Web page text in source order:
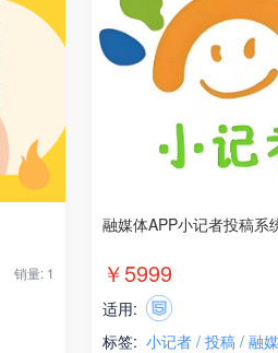
销量: 1
融媒体APP小记者投稿系
￥5999
适用:
标签: 小记者 投稿 融